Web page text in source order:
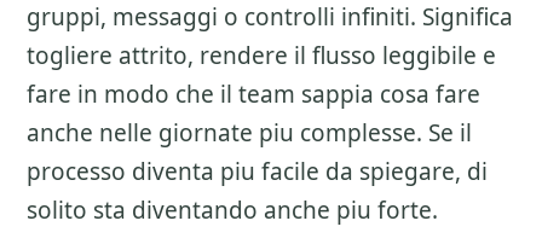
gruppi, messaggi o controlli infiniti. Significa
togliere attrito, rendere il flusso leggibile e
fare in modo che il team sappia cosa fare
anche nelle giornate piu complesse. Se il
processo diventa piu facile da spiegare, di
solito sta diventando anche piu forte.